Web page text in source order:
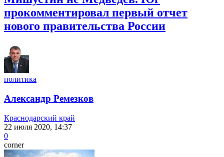
прокомментировал первый отчет
нового правительства России
политика
Александр Ремезков
Краснодарский край
22 июля 2020, 14:37
0
corner